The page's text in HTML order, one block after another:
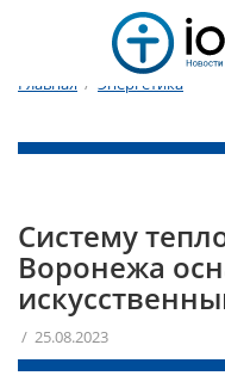
Главная / Энергетика
Систему
Воронежа
/ 25.08.2023